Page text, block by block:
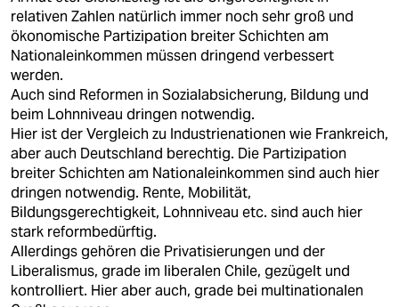
relativen Zahlen natürlich immer noch sehr groß und
ökonomische Partizipation breiter Schichten am
Nationaleinkommen müssen dringend verbessert
werden.
Auch sind Reformen in Sozialabsicherung, Bildung und
beim Lohnniveau dringen notwendig.
Hier ist der Vergleich zu Industrienationen wie Frankreich,
aber auch Deutschland berechtig. Die Partizipation
breiter Schichten am Nationaleinkommen sind auch hier
dringen notwendig. Rente, Mobilität,
Bildungsgerechtigkeit, Lohnniveau etc. sind auch hier
stark reformbedürftig.
Allerdings gehören die Privatisierungen und der
Liberalismus, grade im liberalen Chile, gezügelt und
kontrolliert. Hier aber auch, grade bei multinationalen